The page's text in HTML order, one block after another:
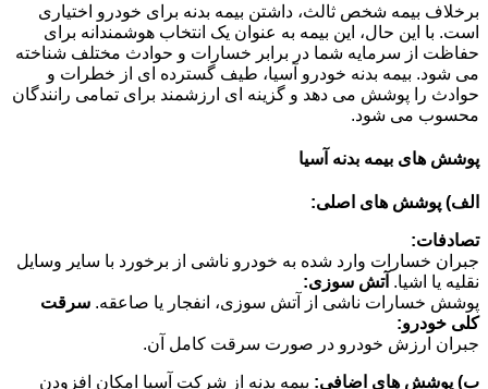
برخلاف بیمه شخص ثالث، داشتن بیمه بدنه برای خودرو اختیاری
است. با این حال، این بیمه به عنوان یک انتخاب هوشمندانه برای
حفاظت از سرمایه شما در برابر خسارات و حوادث مختلف شناخته
می شود. بیمه بدنه خودرو آسیا، طیف گسترده ای از خطرات و
حوادث را پوشش می دهد و گزینه ای ارزشمند برای تمامی رانندگان
محسوب می شود.
پوشش های بیمه بدنه آسیا
الف) پوشش های اصلی:
تصادفات:
جبران خسارات وارد شده به خودرو ناشی از برخورد با سایر وسایل
نقلیه یا اشیا. آتش سوزی:
پوشش خسارات ناشی از آتش سوزی، انفجار یا صاعقه. سرقت
کلی خودرو:
جبران ارزش خودرو در صورت سرقت کامل آن.
ب) پوشش های اضافی: بیمه بدنه از شرکت آسیا امکان افزودن